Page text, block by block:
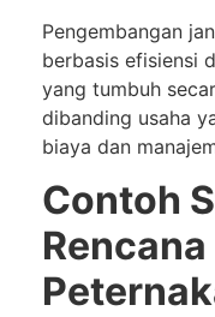
Pengembangan
berbasis efisiensi
yang tumbuh
dibanding usaha
biaya dan
Contoh